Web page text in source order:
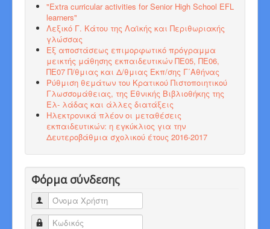
"Εxtra curricular activities for Senior High School EFL
learners"
Λεξικό Γ. Κάτου της Λαϊκής και Περιθωριακής
γλώσσας
Εξ αποστάσεως επιμορφωτικό πρόγραμμα
μεικτής μάθησης εκπαιδευτικών ΠΕ05, ΠΕ06,
ΠΕ07 Π/θμιας και Δ/θμιας Εκπ/σης Γ΄Αθήνας
Ρύθμιση θεμάτων του Κρατικού Πιστοποιητικού
Γλωσσομάθειας, της Εθνικής Βιβλιοθήκης της
Ελ- λάδας και άλλες διατάξεις
Ηλεκτρονικά πλέον οι μεταθέσεις
εκπαιδευτικών: η εγκύκλιος για την
Δευτεροβάθμια σχολικού έτους 2016-2017
Φόρμα σύνδεσης
Όνομα Χρήστη
Κωδικός